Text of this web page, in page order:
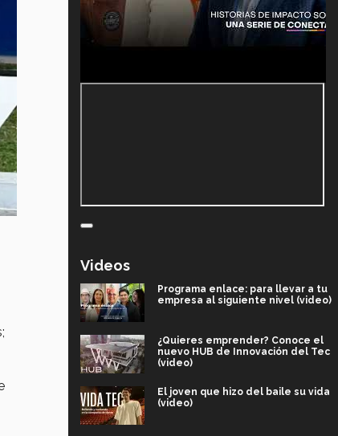
Videos
Programa enlace: para llevar a tu
empresa al siguiente nivel (video)
¿Quieres emprender? Conoce el
nuevo HUB de Innovación del Tec
(video)
El joven que hizo del baile su vida
(video)